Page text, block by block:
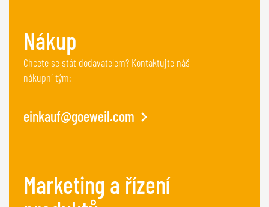
Nákup
Chcete se stát dodavatelem? Kontaktujte náš
nákupní tým:
einkauf@goeweil.com
Marketing a řízení